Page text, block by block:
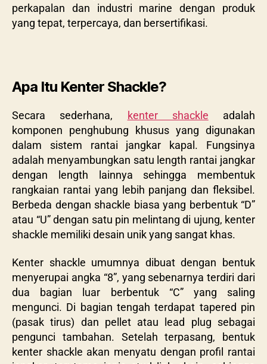
perkapalan dan industri marine dengan produk
yang tepat, terpercaya, dan bersertifikasi.
Apa Itu Kenter Shackle?
Secara sederhana, kenter shackle adalah
komponen penghubung khusus yang digunakan
dalam sistem rantai jangkar kapal. Fungsinya
adalah menyambungkan satu length rantai jangkar
dengan length lainnya sehingga membentuk
rangkaian rantai yang lebih panjang dan fleksibel.
Berbeda dengan shackle biasa yang berbentuk “D”
atau “U” dengan satu pin melintang di ujung, kenter
shackle memiliki desain unik yang sangat khas.
Kenter shackle umumnya dibuat dengan bentuk
menyerupai angka “8”, yang sebenarnya terdiri dari
dua bagian luar berbentuk “C” yang saling
mengunci. Di bagian tengah terdapat tapered pin
(pasak tirus) dan pellet atau lead plug sebagai
pengunci tambahan. Setelah terpasang, bentuk
kenter shackle akan menyatu dengan profil rantai